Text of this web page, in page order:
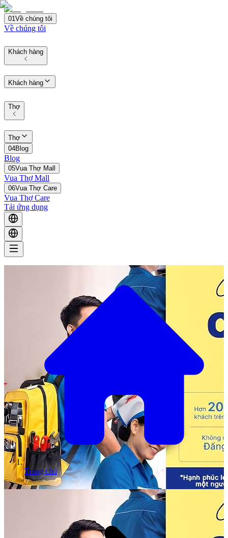
01Về chúng tôi
Về chúng tôi
Khách hàng
Khách hàng
Thợ
Thợ
04Blog
Blog
05Vua Thợ Mall
Vua Thợ Mall
06Vua Thợ Care
Vua Thợ Care
Tải ứng dụng
Trang chủ